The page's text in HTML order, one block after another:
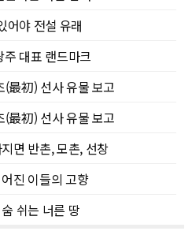
어야 전설 유래
주 대표 랜드마크
最初) 선사 유물 보고
最初) 선사 유물 보고
면 반촌, 모촌, 선창
진 이들의 고향
쉬는 너른 땅